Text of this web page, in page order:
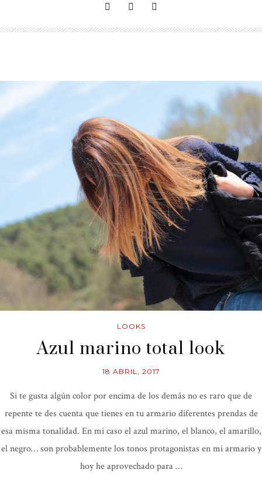
LOOKS
Azul marino total look
18 ABRIL, 2017
Si te gusta algún color por encima de los demás no es raro que de
repente te des cuenta que tienes en tu armario diferentes prendas de
esa misma tonalidad. En mi caso el azul marino, el blanco, el amarillo,
el negro… son probablemente los tonos protagonistas en mi armario y
hoy he aprovechado para …